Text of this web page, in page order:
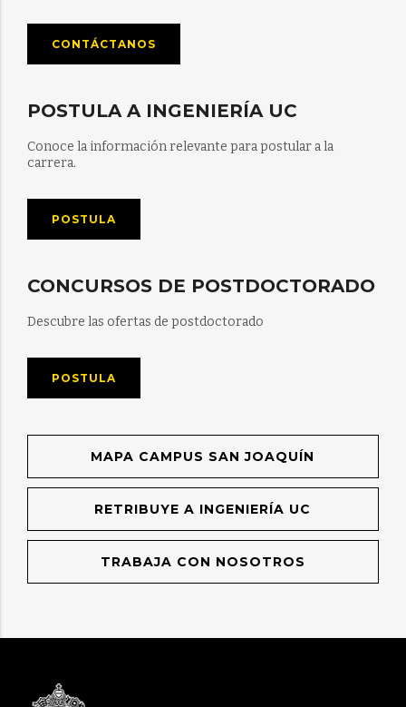
CONTÁCTANOS
POSTULA A INGENIERÍA UC
Conoce la información relevante para postular a la
carrera.
POSTULA
CONCURSOS DE POSTDOCTORADO
Descubre las ofertas de postdoctorado
POSTULA
MAPA CAMPUS SAN JOAQUÍN
RETRIBUYE A INGENIERÍA UC
TRABAJA CON NOSOTROS